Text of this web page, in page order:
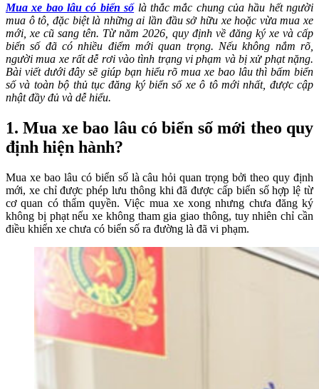
Mua xe bao lâu có biển sốlà thắc mắc chung của hầu hết người
mua ô tô, đặc biệt là những ai lần đầu sở hữu xe hoặc vừa mua xe
mới, xe cũ sang tên. Từ năm 2026, quy định về đăng ký xe và cấp
biển số đã có nhiều điểm mới quan trọng. Nếu không nắm rõ,
người mua xe rất dễ rơi vào tình trạng vi phạm và bị xử phạt nặng.
Bài viết dưới đây sẽ giúp bạn hiểu rõmua xe bao lâu thì bấm biển
sốvà toàn bộ thủ tục đăng ký biển số xe ô tô mới nhất, được cập
nhật đầy đủ và dễ hiểu.
1. Mua xe bao lâu có biển số mới theo quy
định hiện hành?
Mua xe bao lâu có biển số là câu hỏi quan trọng bởi theo quy định
mới, xe chỉ được phép lưu thông khi đã được cấp biển số hợp lệ từ
cơ quan có thẩm quyền. Việc mua xe xong nhưng chưa đăng ký
không bị phạt nếu xe không tham gia giao thông, tuy nhiên chỉ cần
điều khiển xe chưa có biển số ra đường là đã vi phạm.